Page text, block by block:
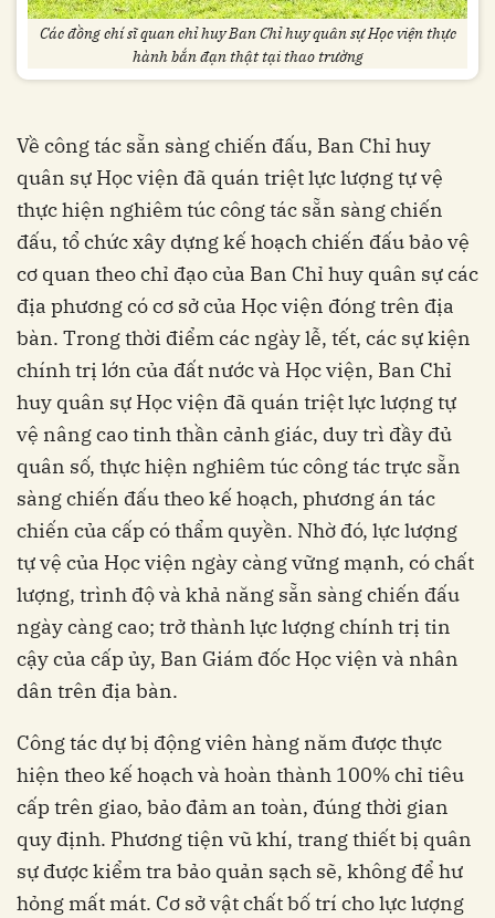
Các đồng chí sĩ quan chỉ huy Ban Chỉ huy quân sự Học viện thực
hành bắn đạn thật tại thao trường
Về công tác sẵn sàng chiến đấu, Ban Chỉ huy
quân sự Học viện đã quán triệt lực lượng tự vệ
thực hiện nghiêm túc công tác sẵn sàng chiến
đấu, tổ chức xây dựng kế hoạch chiến đấu bảo vệ
cơ quan theo chỉ đạo của Ban Chỉ huy quân sự các
địa phương có cơ sở của Học viện đóng trên địa
bàn. Trong thời điểm các ngày lễ, tết, các sự kiện
chính trị lớn của đất nước và Học viện, Ban Chỉ
huy quân sự Học viện đã quán triệt lực lượng tự
vệ nâng cao tinh thần cảnh giác, duy trì đầy đủ
quân số, thực hiện nghiêm túc công tác trực sẵn
sàng chiến đấu theo kế hoạch, phương án tác
chiến của cấp có thẩm quyền. Nhờ đó, lực lượng
tự vệ của Học viện ngày càng vững mạnh, có chất
lượng, trình độ và khả năng sẵn sàng chiến đấu
ngày càng cao; trở thành lực lư­ợng chính trị tin
cậy của cấp ủy, Ban Giám đốc Học viện và nhân
dân trên địa bàn.
Công tác dự bị động viên hàng năm được thực
hiện theo kế hoạch và hoàn thành 100% chỉ tiêu
cấp trên giao, bảo đảm an toàn, đúng thời gian
quy định. Phương tiện vũ khí, trang thiết bị quân
sự được kiểm tra bảo quản sạch sẽ, không để hư
hỏng mất mát. Cơ sở vật chất bố trí cho lực lượng